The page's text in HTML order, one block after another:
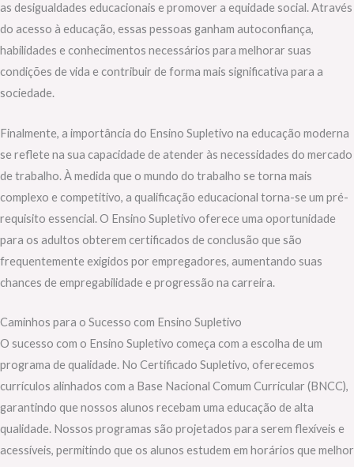
as desigualdades educacionais e promover a equidade social. Através
do acesso à educação, essas pessoas ganham autoconfiança,
habilidades e conhecimentos necessários para melhorar suas
condições de vida e contribuir de forma mais significativa para a
sociedade.
Finalmente, a importância do Ensino Supletivo na educação moderna
se reflete na sua capacidade de atender às necessidades do mercado
de trabalho. À medida que o mundo do trabalho se torna mais
complexo e competitivo, a qualificação educacional torna-se um pré-
requisito essencial. O Ensino Supletivo oferece uma oportunidade
para os adultos obterem certificados de conclusão que são
frequentemente exigidos por empregadores, aumentando suas
chances de empregabilidade e progressão na carreira.
Caminhos para o Sucesso com Ensino Supletivo
O sucesso com o Ensino Supletivo começa com a escolha de um
programa de qualidade. No Certificado Supletivo, oferecemos
currículos alinhados com a Base Nacional Comum Curricular (BNCC),
garantindo que nossos alunos recebam uma educação de alta
qualidade. Nossos programas são projetados para serem flexíveis e
acessíveis, permitindo que os alunos estudem em horários que melhor